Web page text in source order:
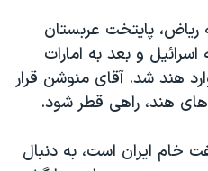
ریاض، پایتخت عربستان
و بعد به امارات
هند شد. آقای منوشن قرار
هند، راهی قطر شود.
خام ایران است، به دنبال